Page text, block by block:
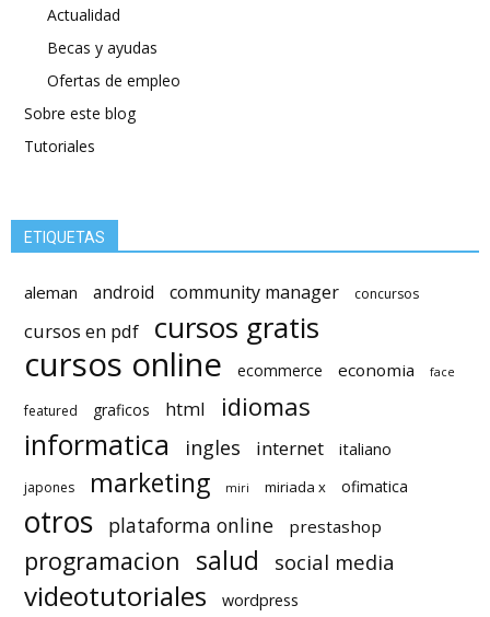
Actualidad
Becas y ayudas
Ofertas de empleo
Sobre este blog
Tutoriales
ETIQUETAS
aleman android community manager concursos
cursos en pdf cursos gratis
cursos online ecommerce economia face
featured graficos html idiomas
informatica ingles internet italiano
japones marketing miri miriada x ofimatica
otros plataforma online prestashop
programacion salud social media
videotutoriales wordpress